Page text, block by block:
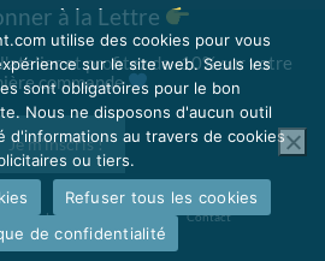
à la Lettre
l'atelier et profitez de -10% sur votre
commande
Je m'inscris !
confidentialité Contact
utilise des cookies pour vous
sur le site web. Seuls les
sont obligatoires pour le bon
Nous ne disposons d'aucun outil
d'informations au travers de cookies
ou tiers.
Refuser tous les cookies
de confidentialité